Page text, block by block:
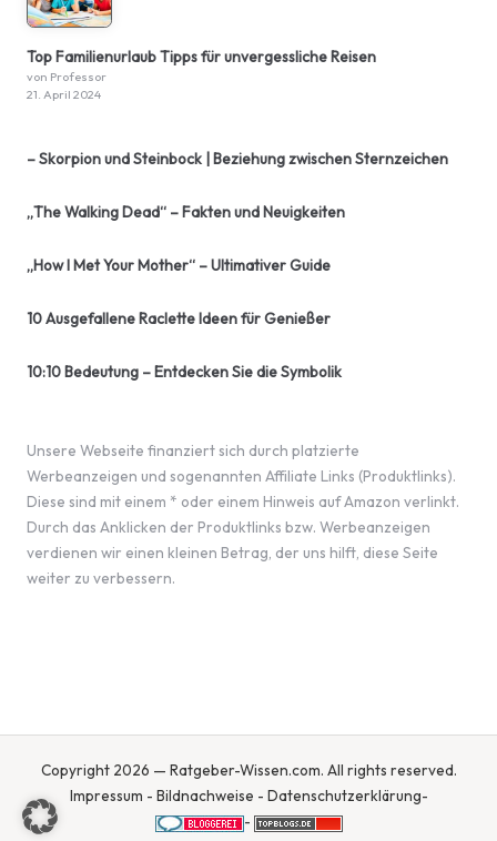
Top Familienurlaub Tipps für unvergessliche Reisen
von Professor
21. April 2024
– Skorpion und Steinbock | Beziehung zwischen Sternzeichen
„The Walking Dead“ – Fakten und Neuigkeiten
„How I Met Your Mother“ – Ultimativer Guide
10 Ausgefallene Raclette Ideen für Genießer
10:10 Bedeutung – Entdecken Sie die Symbolik
Unsere Webseite finanziert sich durch platzierte
Werbeanzeigen und sogenannten Affiliate Links (Produktlinks).
Diese sind mit einem * oder einem Hinweis auf Amazon verlinkt.
Durch das Anklicken der Produktlinks bzw. Werbeanzeigen
verdienen wir einen kleinen Betrag, der uns hilft, diese Seite
weiter zu verbessern.
Copyright 2026 — Ratgeber-Wissen.com. All rights reserved.
Impressum - Bildnachweise - Datenschutzerklärung-
-